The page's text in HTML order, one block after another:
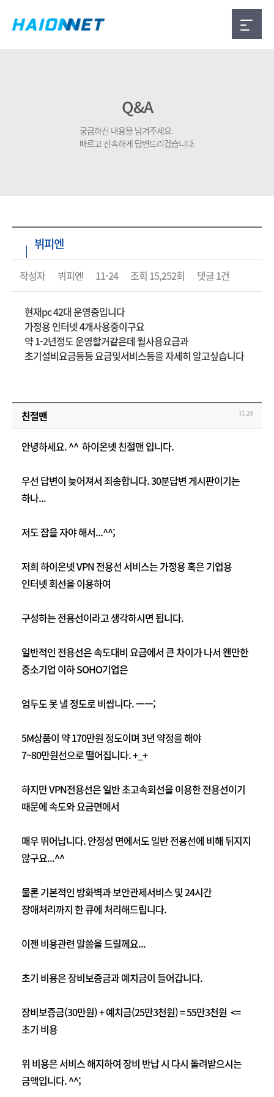
Q&A
궁금하신 내용을 남겨주세요.
빠르고 신속하게 답변드리겠습니다.
뷔피엔
작성자 뷔피엔 11-24 조회 15,252회 댓글 1건
현재pc 42대 운영중입니다
가정용 인터넷 4개사용중이구요
약 1-2년정도 운영할거같은데 월사용요금과
초기설비요금등등 요금및서비스등을 자세히 알고싶습니다
친절맨 11-24
안녕하세요. ^^ 하이온넷 친절맨 입니다.
우선 답변이 늦어져서 죄송합니다. 30분답변 게시판이기는
하나...
저도 잠을 자야 해서...^^;
저희 하이온넷 VPN 전용선 서비스는 가정용 혹은 기업용
인터넷 회선을 이용하여
구성하는 전용선이라고 생각하시면 됩니다.
일반적인 전용선은 속도대비 요금에서 큰 차이가 나서 왠만한
중소기업 이하 SOHO기업은
엄두도 못 낼 정도로 비쌉니다. ㅡㅡ;
5M상품이 약 170만원 정도이며 3년 약정을 해야
7~80만원선으로 떨어집니다. +_+
하지만 VPN전용선은 일반 초고속회선을 이용한 전용선이기
때문에 속도와 요금면에서
매우 뛰어납니다. 안정성 면에서도 일반 전용선에 비해 뒤지지
않구요...^^
물론 기본적인 방화벽과 보안관제서비스 및 24시간
장애처리까지 한 큐에 처리해드립니다.
이젠 비용관련 말씀을 드릴께요...
초기 비용은 장비보증금과 예치금이 들어갑니다.
장비보증금(30만원) + 예치금(25만3천원) = 55만3천원 <=
초기 비용
위 비용은 서비스 해지하여 장비 반납 시 다시 돌려받으시는
금액입니다. ^^;